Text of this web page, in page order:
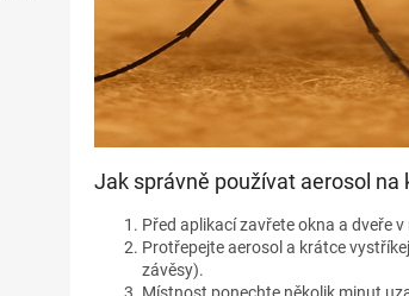
Jak správně používat aerosol na
Před aplikací zavřete okna a dveře
Protřepejte aerosol a krátce
závěsy).